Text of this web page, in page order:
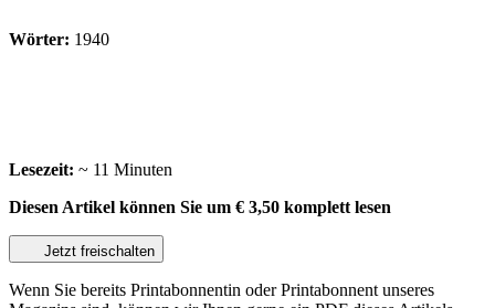
Wörter: 1940
Lesezeit: ~ 11 Minuten
Diesen Artikel können Sie um € 3,50 komplett lesen
Jetzt freischalten
Wenn Sie bereits Printabonnentin oder Printabonnent unseres